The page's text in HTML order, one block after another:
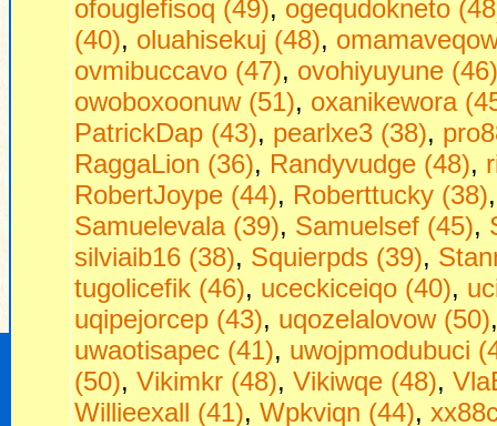
ofouglefisoq (49), ogequdokneto
(40), oluahisekuj (48),
ovmibuccavo (47), ovohiyuyune (46)
owoboxoonuw (51), oxanikewora
PatrickDap (43), pearlxe3 (38),
RaggaLion (36), Randyvudge (48),
RobertJoype (44), Roberttucky (38)
Samuelevala (39), Samuelsef (45),
silviaib16 (38), Squierpds (39),
tugolicefik (46), uceckiceiqo (40),
uqipejorcep (43), uqozelalovow (50)
uwaotisapec (41), uwojpmodubuci
(50), Vikimkr (48), Vikiwqe (48),
Willieexall (41), Wpkviqn (44),